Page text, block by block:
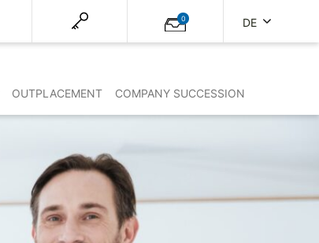
0 DE
OUTPLACEMENT COMPANY SUCCESSION